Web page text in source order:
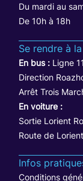
Du mardi au
De 10h à 18h
Se rendre à
En bus : Ligne 11
Direction
Arrêt Trois
En voiture :
Sortie Lorient
Route de Lorient
Infos
Conditions